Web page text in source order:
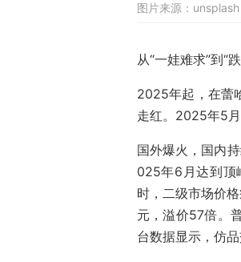
图片来源： unsplash
从“一娃难求”到“
2025年起，在蕾
走红。2025年5月
国外爆火，国内
025年6月达到顶
时，二级市场价
元，溢价57倍。
台数据显示，仿